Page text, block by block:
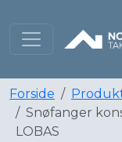
Forside
Snøfanger
LOBAS